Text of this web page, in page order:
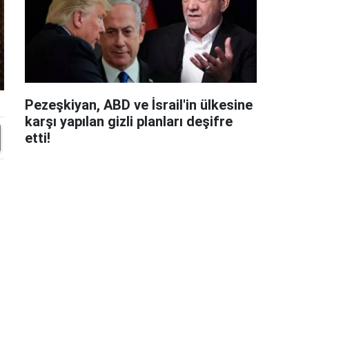
Pezeşkiyan, ABD ve İsrail'in ülkesine
karşı yapılan gizli planları deşifre
etti!